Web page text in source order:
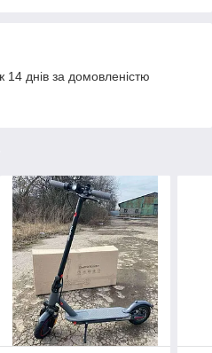
днів за домовленістю